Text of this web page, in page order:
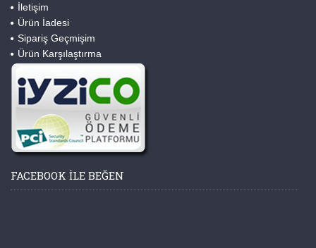
İletişim
Ürün İadesi
Sipariş Geçmişim
Ürün Karşılaştırma
FACEBOOK ILE BEĞEN